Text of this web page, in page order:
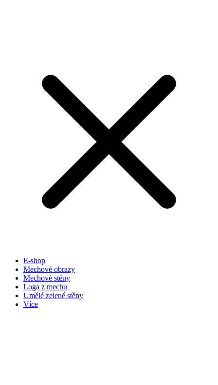
E-shop
Mechové obrazy
Mechové stěny
Loga z mechu
Umělé zelené stěny
Více